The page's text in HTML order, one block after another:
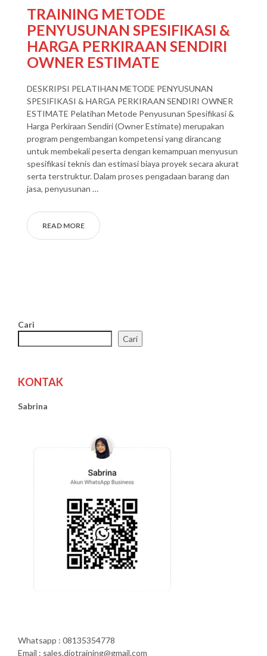
TRAINING METODE
PENYUSUNAN SPESIFIKASI &
HARGA PERKIRAAN SENDIRI
OWNER ESTIMATE
DESKRIPSI PELATIHAN METODE PENYUSUNAN
SPESIFIKASI & HARGA PERKIRAAN SENDIRI OWNER
ESTIMATE Pelatihan Metode Penyusunan Spesifikasi &
Harga Perkiraan Sendiri (Owner Estimate) merupakan
program pengembangan kompetensi yang dirancang
untuk membekali peserta dengan kemampuan menyusun
spesifikasi teknis dan estimasi biaya proyek secara akurat
serta terstruktur. Dalam proses pengadaan barang dan
jasa, penyusunan …
READ MORE
Cari
Cari
KONTAK
Sabrina
Whatsapp : 08135354778
Email : sales.diotraining@gmail.com